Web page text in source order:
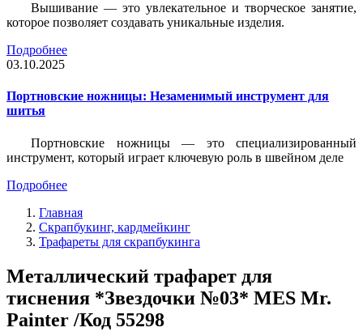
Вышивание — это увлекательное и творческое занятие,
которое позволяет создавать уникальные изделия.
Подробнее
03.10.2025
Портновские ножницы: Незаменимый инструмент для
шитья
Портновские ножницы — это специализированный
инструмент, который играет ключевую роль в швейном деле
Подробнее
Главная
Скрапбукинг, кардмейкинг
Трафареты для скрапбукинга
Металлический трафарет для
тиснения *Звездочки №03* MES Mr.
Painter /Код 55298